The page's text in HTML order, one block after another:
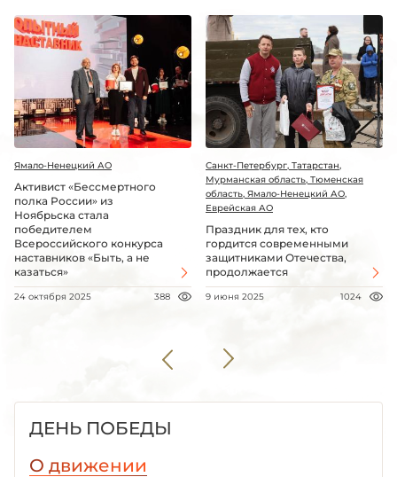
Ямало-Ненецкий АО
Активист «Бессмертного
полка России» из
Ноябрьска стала
победителем
Всероссийского конкурса
наставников «Быть, а не
казаться»
24 октября 2025 388
Санкт-Петербург, Татарстан,
Мурманская область, Тюменская
область, Ямало-Ненецкий АО,
Еврейская АО
Праздник для тех, кто
гордится современными
защитниками Отечества,
продолжается
9 июня 2025 1024
ДЕНЬ ПОБЕДЫ
О движении